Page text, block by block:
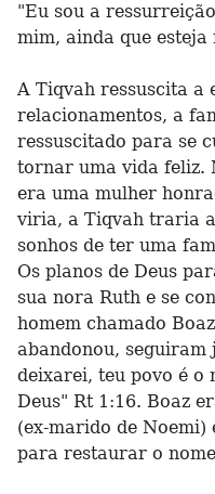
"Eu sou a
mim, ainda que
A Tiqvah ressuscita a
relacionamentos, a
ressuscitado para se
tornar uma vida feliz.
era uma mulher
viria, a Tiqvah traria
sonhos de ter uma
Os planos de Deus
sua nora Ruth e se
homem chamado
abandonou, seguiram
deixarei, teu povo é o
Deus" Rt 1:16. Boaz
(ex-marido de Noemi)
para restaurar o